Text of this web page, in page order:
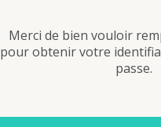
Merci de bien vouloir
pour obtenir votre
passe.